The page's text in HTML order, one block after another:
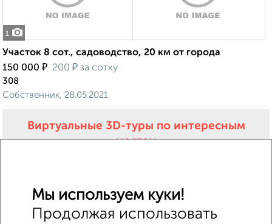
1
Участок 8 сот., садоводство, 20 км от города
150 000 ₽ 200 ₽ за сотку
308
Собственник, 28.05.2021
Виртуальные 3D-туры по интересным
местам
Мы используем куки!
Продолжая использовать